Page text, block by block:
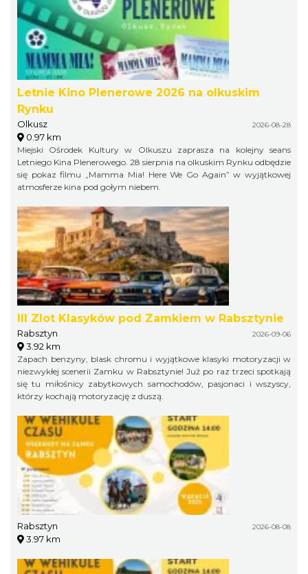
Letnie Kino Plenerowe 2026 na olkuskim
Rynku
Olkusz 2026-08-28
0.97 km
Miejski Ośrodek Kultury w Olkuszu zaprasza na kolejny seans
Letniego Kina Plenerowego. 28 sierpnia na olkuskim Rynku odbędzie
się pokaz filmu „Mamma Mia! Here We Go Again” w wyjątkowej
atmosferze kina pod gołym niebem.
III Zlot Klasyków pod Zamkiem w Rabsztynie
Rabsztyn 2026-09-06
3.92 km
Zapach benzyny, blask chromu i wyjątkowe klasyki motoryzacji w
niezwykłej scenerii Zamku w Rabsztynie! Już po raz trzeci spotkają
się tu miłośnicy zabytkowych samochodów, pasjonaci i wszyscy,
którzy kochają motoryzację z duszą.
Rabsztyn 2026-08-08
3.97 km